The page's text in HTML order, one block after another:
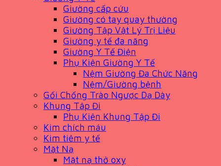
Giường cấp cứu
Giường có tay quay thường
Giường Tập Vật Lý Trị Liệu
Giường y tế đa năng
Giường Y Tế Điện
Phụ Kiện Giường Y Tế
Nệm Giường Đa Chức Năng
Nệm/Giường bệnh
Gối Chống Trào Ngược Dạ Dày
Khung Tập Đi
Phụ Kiện Khung Tập Đi
Kim chích máu
Kim tiêm y tế
Mặt Nạ
Mặt nạ thở oxy